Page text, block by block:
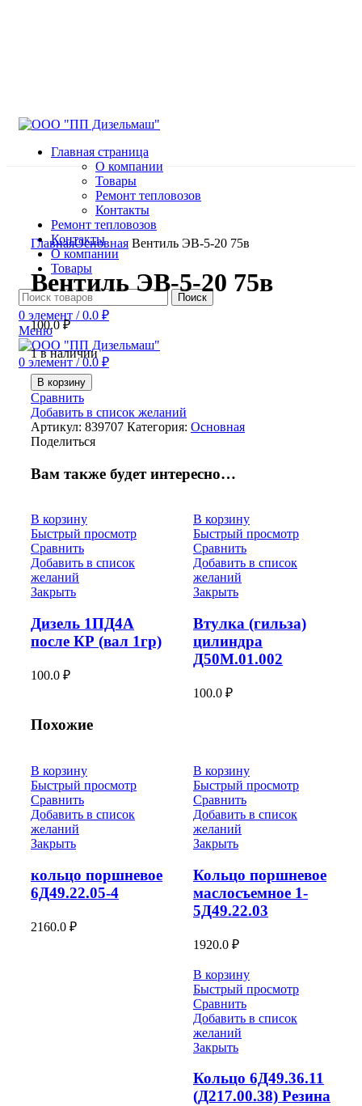
Главная страница
О компании
Товары
Ремонт тепловозов
Контакты
Ремонт тепловозов
Контакты
О компании
Товары
Поиск
0 элемент / 0.0 ₽
Меню
0 элемент / 0.0 ₽
Нажмите, чтобы увеличить
ГлавнаяОсновная Вентиль ЭВ-5-20 75в
Вентиль ЭВ-5-20 75в
100.0₽
1 в наличии
В корзину
Сравнить
Добавить в список желаний
Артикул: 839707 Категория: Основная
Поделиться
Вам также будет интересно…
В корзину
Быстрый просмотр
Сравнить
Добавить в список
желаний
Закрыть
Дизель 1ПД4А
после КР (вал 1гр)
100.0 ₽
В корзину
Быстрый просмотр
Сравнить
Добавить в список
желаний
Закрыть
Втулка (гильза)
цилиндра
Д50М.01.002
100.0 ₽
Похожие
В корзину
Быстрый просмотр
Сравнить
Добавить в список
желаний
Закрыть
кольцо поршневое
6Д49.22.05-4
2160.0 ₽
В корзину
Быстрый просмотр
Сравнить
Добавить в список
желаний
Закрыть
Кольцо поршневое
маслосъемное 1-
5Д49.22.03
1920.0 ₽
В корзину
Быстрый просмотр
Сравнить
Добавить в список
желаний
Закрыть
Кольцо 6Д49.36.11
(Д217.00.38) Резина